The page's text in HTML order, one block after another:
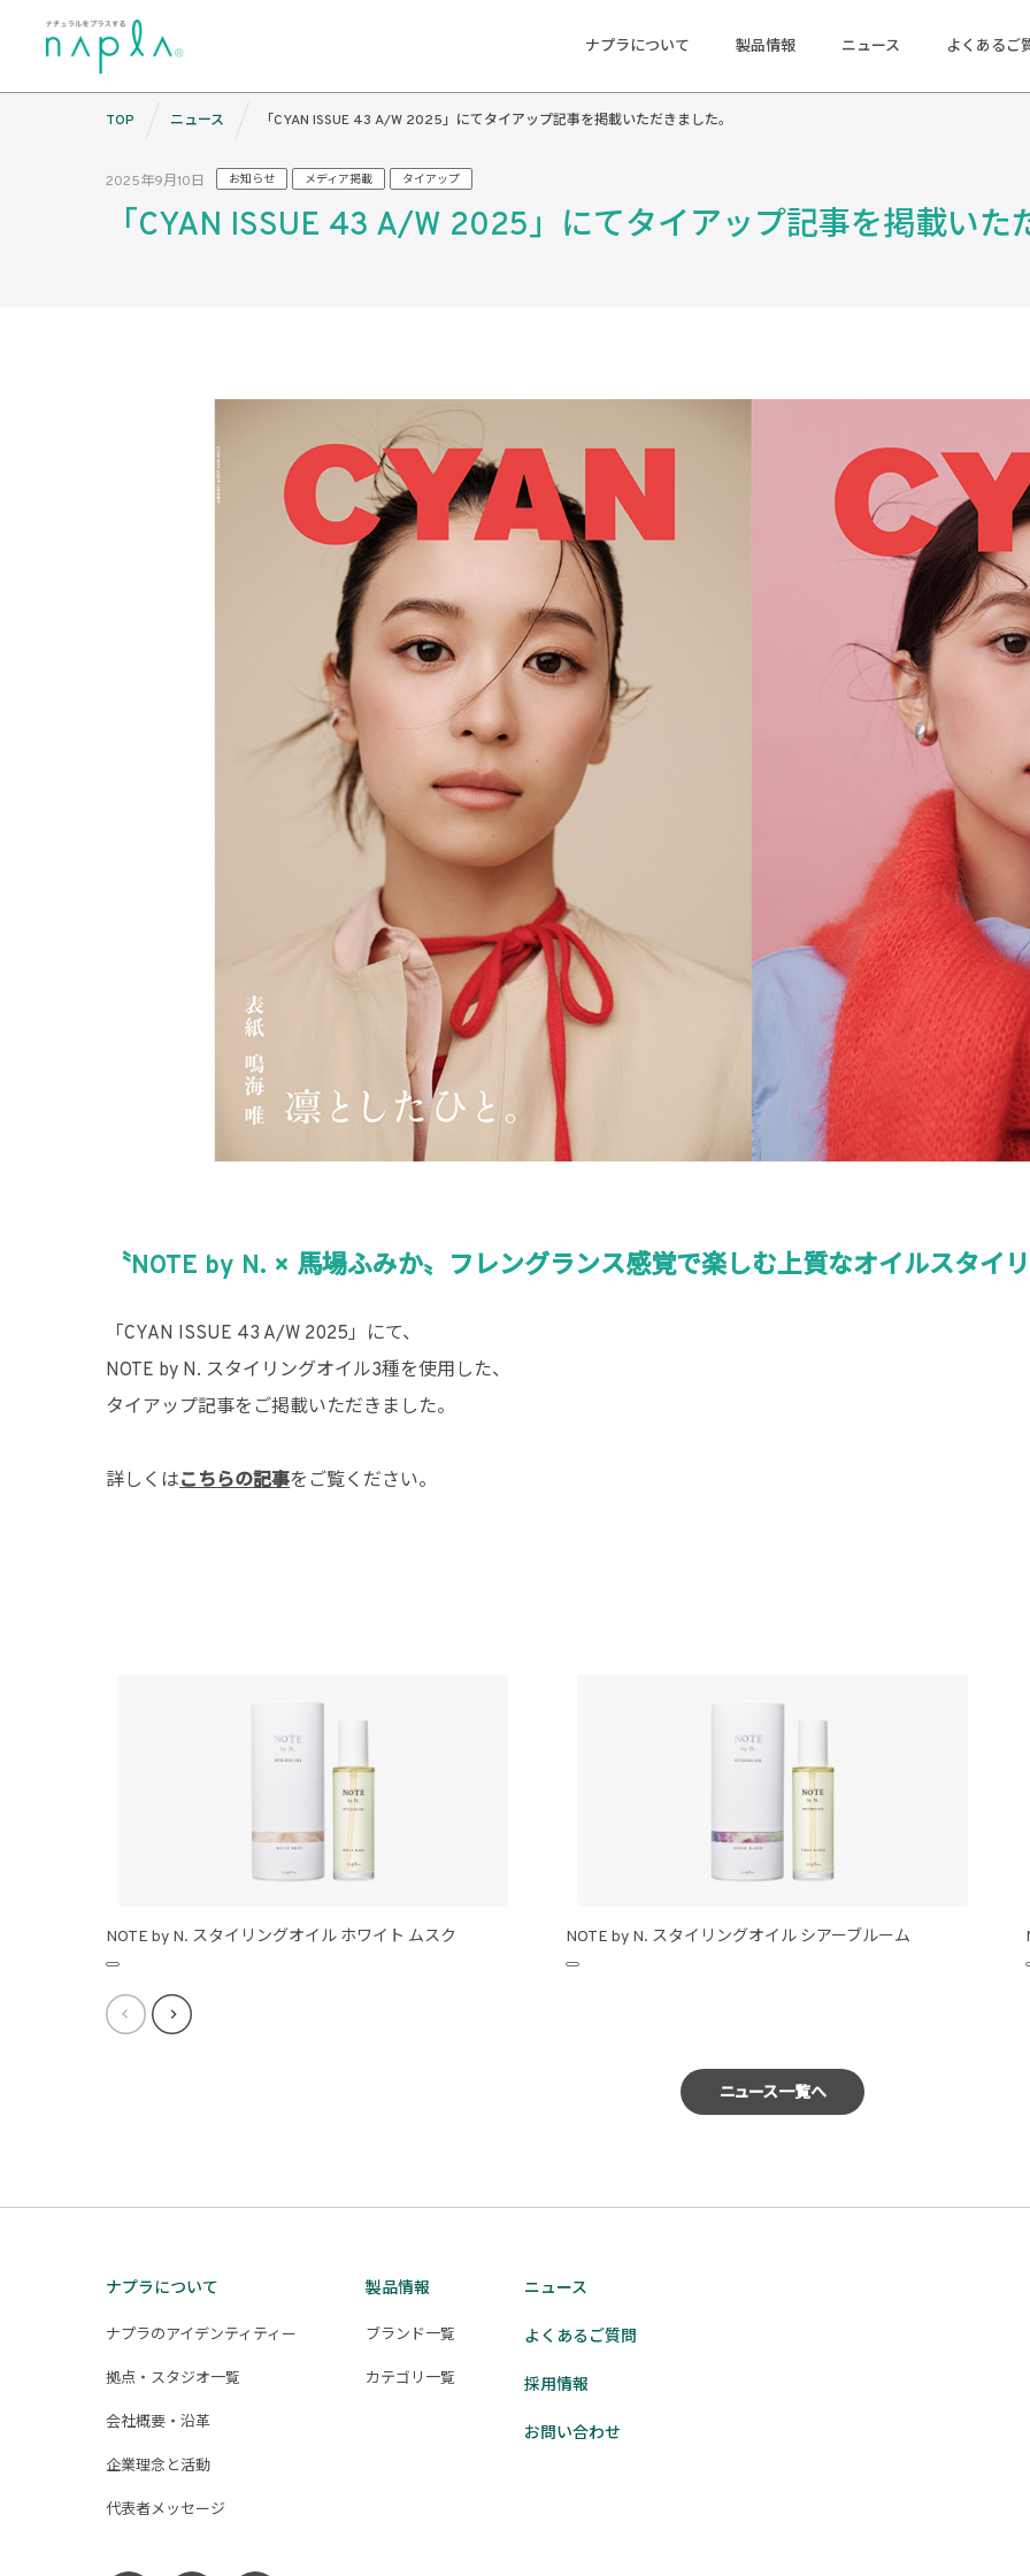
ナプラについて 製品情報 ニュース よくあるご
2025年9月10日 お知らせ メディア掲載 タイアップ
「CYAN ISSUE 43 A/W 2025」にてタイアップ記事を掲載いた
〝NOTE by N. × 馬場ふみか〟フレングランス感覚で楽しむ上質なオイルスタイ
「CYAN ISSUE 43 A/W 2025」にて、
NOTE by N. スタイリングオイル3種を使用した、
タイアップ記事をご掲載いただきました。
詳しくはこちらの記事をご覧ください。
NOTE by N. スタイリングオイル ホワイト ムスク NOTE by N. スタイリングオイル シアーブルーム
ニュース一覧へ
TOP ニュース 「CYAN ISSUE 43 A/W 2025」にてタイアップ記事を掲載いただきました。
ナプラについて
ナプラのアイデンティティー
拠点・スタジオ一覧
会社概要・沿革
企業理念と活動
代表者メッセージ
製品情報
ブランド一覧
カテゴリ一覧
ニュース
よくあるご質問
採用情報
お問い合わせ